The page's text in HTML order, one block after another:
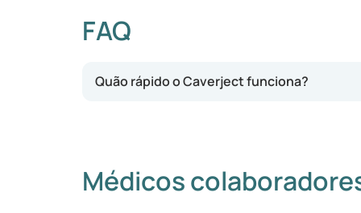
FAQ
Quão rápido o Caverject funciona?
Médicos